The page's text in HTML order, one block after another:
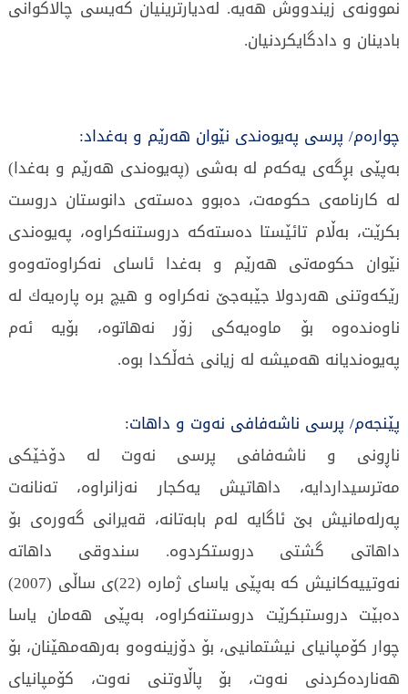
نموونەی زیندووش هەیە. لەدیارترینیان كەیسی چالاكوانی
بادینان و دادگایكردنیان.
چوارەم/ پرسی پەیوەندی نێوان هەرێم و بەغداد:
بەپێی بڕگەی یەكەم لە بەشی (پەیوەندی هەرێم و بەغدا)
لە كارنامەی حكومەت، دەبوو دەستەی دانوستان دروست
بكرێت، بەڵام تائێستا دەستەکە دروستنەكراوە، پەیوەندی
نێوان حكومەتی هەرێم و بەغدا ئاسای نەكراوەتەوەو
رێكەوتنی هەردولا جێبەجێ نەكراوە و هیچ برە پارەیەك لە
ناوەندەوە بۆ ماوەیەكی زۆر نەهاتوە، بۆیە ئەم
پەیوەندیانە هەمیشە لە زیانی خەڵكدا بوە.
پێنجەم/ پرسی ناشەفافی نەوت و داهات:
ناڕونی و ناشەفافی پرسی نەوت لە دۆخێكی
مەترسیداردایە، داهاتیش یەكجار نەزانراوە، تەنانەت
پەرلەمانیش بێ ئاگایە لەم بابەتانە، قەیرانی گەورەی بۆ
داهاتی گشتی دروستكردوە. سندوقی داهاتە
نەوتییەكانیش كە بەپێی یاسای ژمارە (22)ی ساڵی (2007)
دەبێت دروستبكرێت دروستنەكراوە، بەپێی هەمان یاسا
چوار كۆمپانیای نیشتمانیی، بۆ دۆزینەوەو بەرهەمهێنان، بۆ
هەناردەكردنی نەوت، بۆ پاڵاوتنی نەوت، كۆمپانیای